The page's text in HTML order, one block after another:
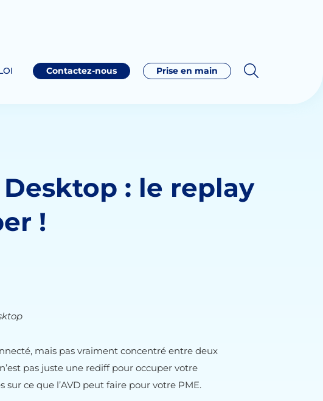
Contactez-nous Prise en main
: le replay
!
mais pas vraiment concentré entre deux
pas juste une rediff pour occuper votre
ce que l’AVD peut faire pour votre PME.